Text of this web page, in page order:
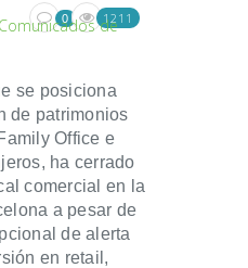
Comunicados de
0 1211
se posiciona
de patrimonios
Office e
ha cerrado
comercial en la
a pesar de
de alerta
en retail,